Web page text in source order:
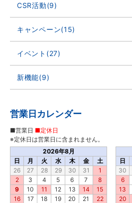
CSR活動(9)
キャンペーン(15)
イベント(27)
新機能(9)
営業日カレンダー
2026年8月
日
月 火 水 木 金
土
26
27 28 29 30 31
1
2
3 4 5 6 7
8
9
10 11 12 13 14
15
16
17 18 19 20 21
22
日
30
6
13
20
■営業日 ■定休日
※定休日は営業日に含まれません。